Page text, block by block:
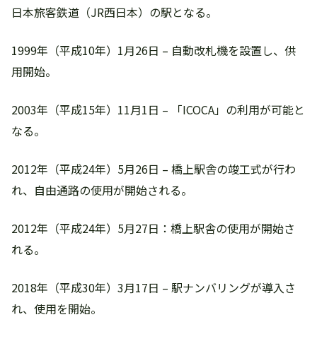
日本旅客鉄道（JR西日本）の駅となる。
1999年（平成10年）1月26日 – 自動改札機を設置し、供
用開始。
2003年（平成15年）11月1日 – 「ICOCA」の利用が可能と
なる。
2012年（平成24年）5月26日 – 橋上駅舎の竣工式が行わ
れ、自由通路の使用が開始される。
2012年（平成24年）5月27日：橋上駅舎の使用が開始さ
れる。
2018年（平成30年）3月17日 – 駅ナンバリングが導入さ
れ、使用を開始。